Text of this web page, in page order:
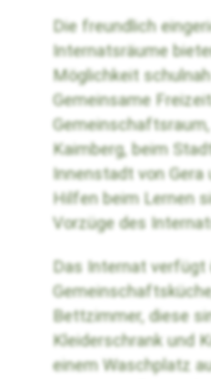
Die freundlich
Internatsräume
Möglichkeit
Gemeinsame
Kaimberg, beim
Innenstadt von Gera
Hilfen beim Lernen
Vorzüge des
Das Internat verfügt
Bettzimmer, diese
Kleiderschrank und
einem Waschplatz